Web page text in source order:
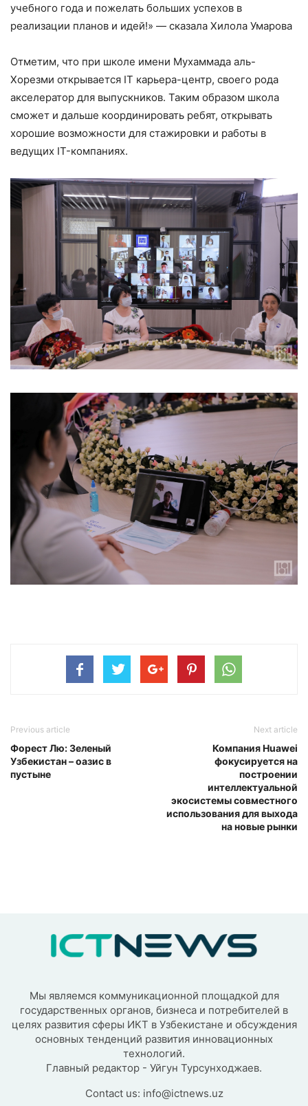
учебного года и пожелать больших успехов в
реализации планов и идей!» — сказала Хилола Умарова
Отметим, что при школе имени Мухаммада аль-
Хорезми открывается IT карьера-центр, своего рода
акселератор для выпускников. Таким образом школа
сможет и дальше координировать ребят, открывать
хорошие возможности для стажировки и работы в
ведущих IT-компаниях.
Previous article
Форест Лю: Зеленый
Узбекистан – оазис в
пустыне
Next article
Компания Huawei
фокусируется на
построении
интеллектуальной
экосистемы совместного
использования для выхода
на новые рынки
Мы являемся коммуникационной площадкой для
государственных органов, бизнеса и потребителей в
целях развития сферы ИКТ в Узбекистане и обсуждения
основных тенденций развития инновационных
технологий.
Главный редактор - Уйгун Турсунходжаев.
Contact us: info@ictnews.uz